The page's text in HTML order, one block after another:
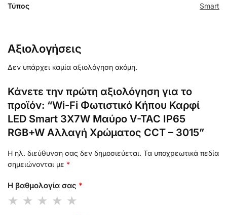
Τύπος Smart
Αξιολογήσεις
Δεν υπάρχει καμία αξιολόγηση ακόμη.
Κάνετε την πρώτη αξιολόγηση για το
προϊόν: “Wi-Fi Φωτιστικό Κήπου Καρφί
LED Smart 3X7W Μαύρο V-TAC IP65
RGB+W Αλλαγή Χρώματος CCT – 3015”
Η ηλ. διεύθυνση σας δεν δημοσιεύεται. Τα υποχρεωτικά πεδία
σημειώνονται με *
Η βαθμολογία σας *